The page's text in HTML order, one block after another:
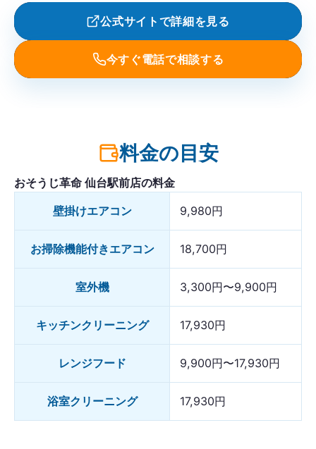
公式サイトで詳細を見る
今すぐ電話で相談する
料金の目安
おそうじ革命 仙台駅前店の料金
壁掛けエアコン
9,980円
お掃除機能付きエアコン 18,700円
室外機 3,300円〜9,900円
キッチンクリーニング 17,930円
レンジフード 9,900円〜17,930円
浴室クリーニング 17,930円